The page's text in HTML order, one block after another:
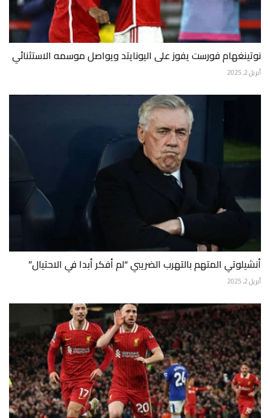
نوتينغهام فورست يفوز على اليونايتد ويواصل موسمه الاستثنائي
أبريل 2, 2025
أنشيلوتي المتهم بالتهرب الضريبي “لم أفكر أبدا في الاحتيال”
أبريل 2, 2025